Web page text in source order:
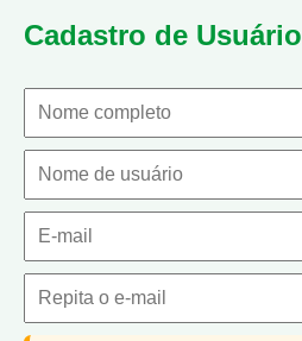
Cadastro de Usuário